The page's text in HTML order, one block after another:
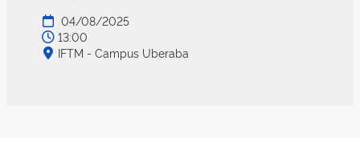
04/08/2025
13:00
IFTM - Campus Uberaba